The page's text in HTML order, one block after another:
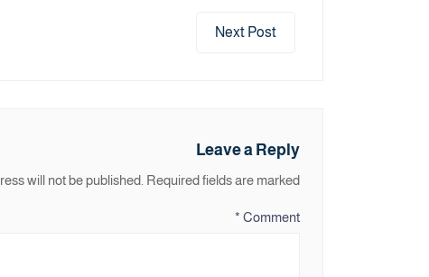
Next Post
Leave a Reply
will not be published. Required fields are marked
Comment
*